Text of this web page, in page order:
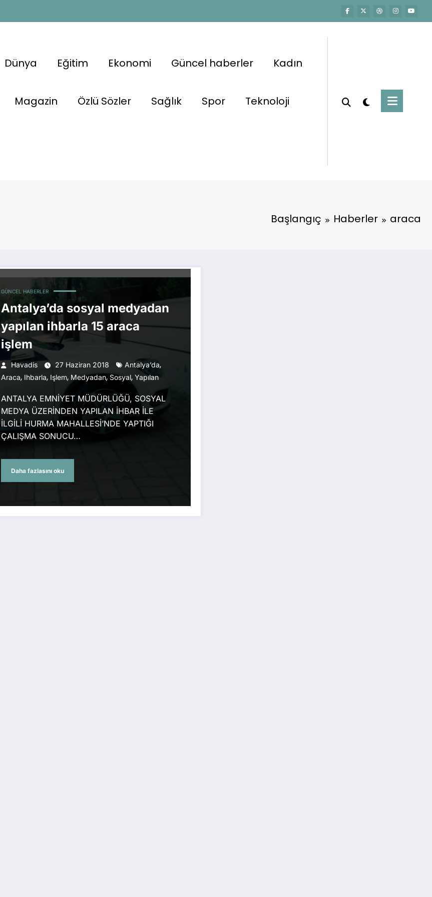
Dünya Eğitim Ekonomi Güncel haberler Kadın
Magazin Özlü Sözler Sağlık Spor Teknoloji
Başlangıç Haberler araca
GÜNCEL HABERLER
Antalya’da sosyal medyadan
yapılan ihbarla 15 araca
işlem
Havadis 27 Haziran 2018 Antalya’da,
Araca, Ihbarla, Işlem, Medyadan,Sosyal, Yapılan
ANTALYA EMNİYET MÜDÜRLÜĞÜ, SOSYAL
MEDYA ÜZERİNDEN YAPILAN İHBAR İLE
İLGİLİ HURMA MAHALLESİ’NDE YAPTIĞI
ÇALIŞMA SONUCU…
Daha fazlasını oku